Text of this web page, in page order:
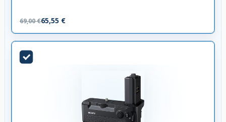
69,00 €65,55 €